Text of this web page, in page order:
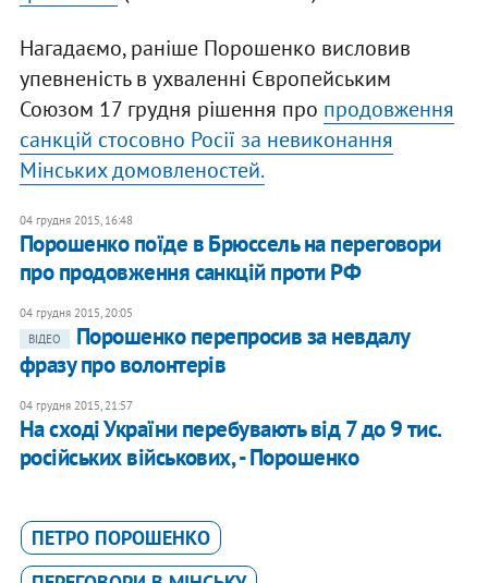
Нагадаємо, раніше Порошенко висловив
упевненість в ухваленні Європейським
Союзом 17 грудня рішення про продовження
санкцій стосовно Росії за невиконання
Мінських домовленостей.
04 грудня 2015, 16:48
Порошенко поїде в Брюссель на переговори
про продовження санкцій проти РФ
04 грудня 2015, 20:05
ВІДЕО
Порошенко перепросив за невдалу
фразу про волонтерів
04 грудня 2015, 21:57
На сході України перебувають від 7 до 9 тис.
російських військових, - Порошенко
ПЕТРО ПОРОШЕНКО